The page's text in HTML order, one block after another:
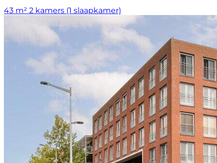
43 m² 2 kamers (1 slaapkamer)